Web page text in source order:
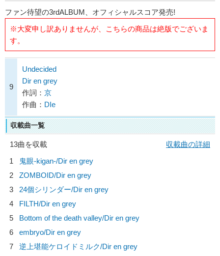
ファン待望の3rdALBUM、オフィシャルスコア発売!
※大変申し訳ありませんが、こちらの商品は絶版でございま
す。
9
Undecided
Dir en grey
作詞： 京
作曲： DIe
収載曲一覧
13曲を収載
収載曲の詳細
1
鬼眼-kigan-/Dir en grey
2
ZOMBOID/Dir en grey
3
24個シリンダー/Dir en grey
4
FILTH/Dir en grey
5
Bottom of the death valley/Dir en grey
6
embryo/Dir en grey
7
逆上堪能ケロイドミルク/Dir en grey